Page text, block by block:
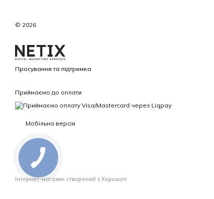
© 2026
Просування та підтримка
Приймаємо до оплати
Мобільна версія
Інтернет-магазин створений з Хорошоп